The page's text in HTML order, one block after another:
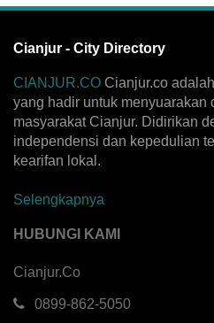
Cianjur - City Directory
CIANJUR.CO Cianjur.co
yang hadir untuk menyuarakan
masyarakat Cianjur. Didirikan
independensi dan kepedulian
kearifan lokal.
Selengkapnya
HUBUNGI KAMI
Cianjur.Co
0899-862-5050